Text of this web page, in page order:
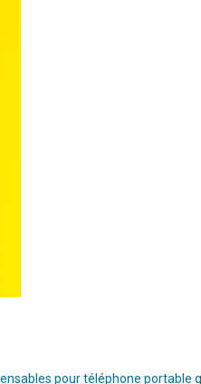
pour téléphone